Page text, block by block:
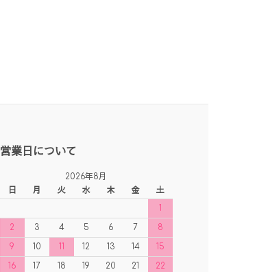
営業日について
2026年8月
日
月 火 水 木 金
土
1
2 3 4 5 6 7 8
9 10 11 12 13 14 15
16 17 18 19 20 21 22